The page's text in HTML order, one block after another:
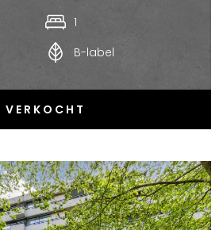
1
B-label
VERKOCHT